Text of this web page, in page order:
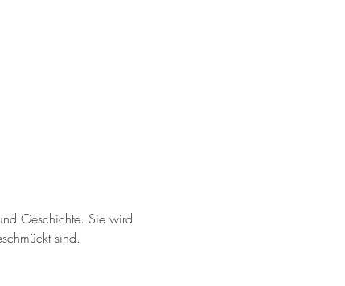
Geschichte. Sie wird
sind.